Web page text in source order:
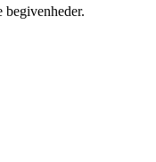
begivenheder.